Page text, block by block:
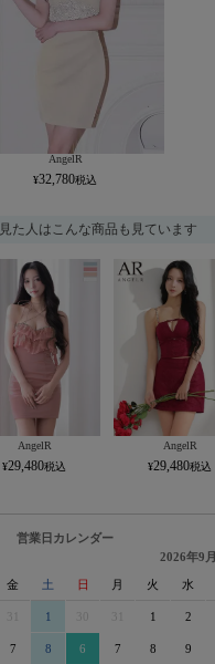
AngelR
32,780
た人はこんな商品も見ています
AngelR
29,480
AngelR
29,480
営業日カレンダー
金 土
31 1
7 8
2026年9月
日 月 火 水
30 31 1 2
6 7 8 9